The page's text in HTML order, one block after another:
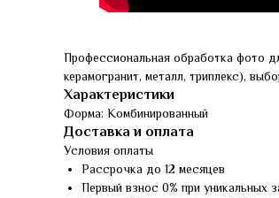
Профессиональная обработка фото
керамогранит, металл, триплекс),
Характеристики
Форма: Комбинированный
Доставка и оплата
Условия оплаты
Рассрочка до 12 месяцев
Первый взнос 0% при уникальных